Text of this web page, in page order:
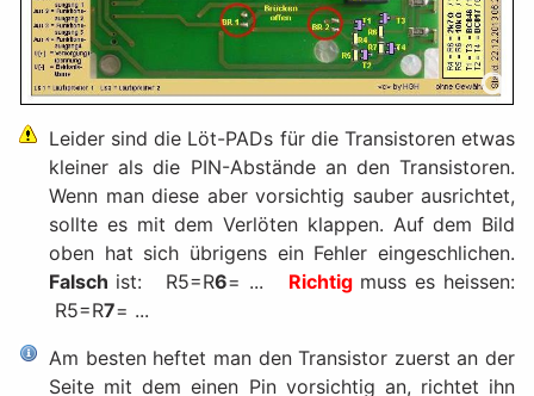
Leider sind die Löt-PADs für die Transistoren etwas
kleiner als die PIN-Abstände an den Transistoren.
Wenn man diese aber vorsichtig sauber ausrichtet,
sollte es mit dem Verlöten klappen. Auf dem Bild
oben hat sich übrigens ein Fehler eingeschlichen.
Falsch ist: R5=R6= ... Richtigmuss es heissen:
R5=R7= ...
Am besten heftet man den Transistor zuerst an der
Seite mit dem einen Pin vorsichtig an, richtet ihn